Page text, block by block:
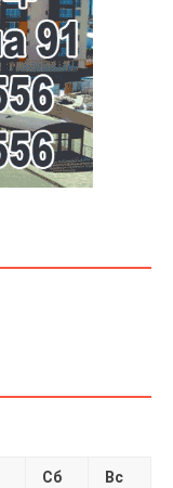
Сб Вс